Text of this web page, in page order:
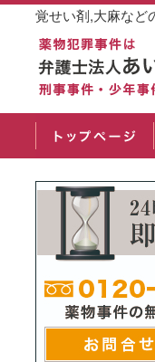
覚せい剤,大麻など